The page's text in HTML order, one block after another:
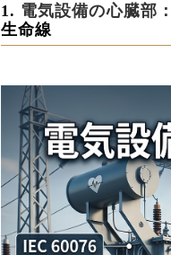
1. 電気設備の心臓部
生命線